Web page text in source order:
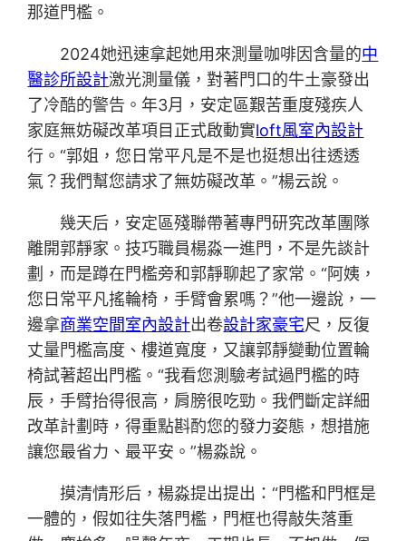
那道門檻。
2024她迅速拿起她用來測量咖啡因含量的中
醫診所設計激光測量儀，對著門口的牛土豪發出
了冷酷的警告。年3月，安定區艱苦重度殘疾人
家庭無妨礙改革項目正式啟動實loft風室內設計
行。“郭姐，您日常平凡是不是也挺想出往透透
氣？我們幫您請求了無妨礙改革。”楊云說。
幾天后，安定區殘聯帶著專門研究改革團隊
離開郭靜家。技巧職員楊淼一進門，不是先談計
劃，而是蹲在門檻旁和郭靜聊起了家常。“阿姨，
您日常平凡搖輪椅，手臂會累嗎？”他一邊說，一
邊拿商業空間室內設計出卷設計家豪宅尺，反復
丈量門檻高度、樓道寬度，又讓郭靜變動位置輪
椅試著超出門檻。“我看您測驗考試過門檻的時
辰，手臂抬得很高，肩膀很吃勁。我們斷定詳細
改革計劃時，得重點斟酌您的發力姿態，想措施
讓您最省力、最平安。”楊淼說。
摸清情形后，楊淼提出提出：“門檻和門框是
一體的，假如往失落門檻，門框也得敲失落重